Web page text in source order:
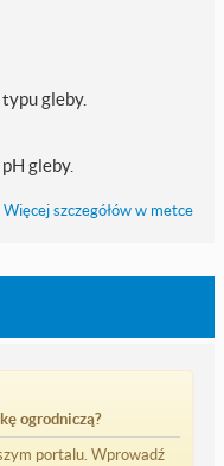
gleby.
gleby.
Więcej szczegółów w metce
ogrodniczą?
portalu. Wprowadź